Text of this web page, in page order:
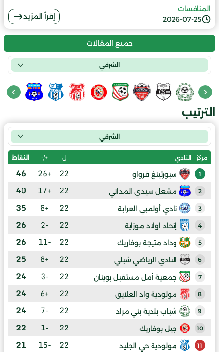
2026-07-25
المنافسات
إقرأ المزيد
جميع المقالات
الشرفي
الترتيب
الشرفي
مركز النادي ل +/- النقاط
1 سبورتينغ قرواو 22
+26
46
2 مشعل سيدي المداني 22
+17
40
3 نادي أولمبي الغرابة 22
+8
35
4 إتحاد اولاد موزاية 22
-2
26
5 وداد متيجة بوفاريك 22
-11
26
6 النادي الرياضي شبلي 22
+8
25
7 جمعية أمل مستقبل بوينان 22
-3
24
8 مولودية واد العلايق 22
+6
24
9 شباب بلدية بني مراد 22
-7
24
10 جيل بوفاريك 22
-1
22
11 مولودية حي الجليد 22
-15
21